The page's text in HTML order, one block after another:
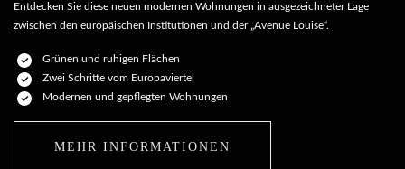
Entdecken Sie diese neuen modernen Wohnungen in ausgezeichneter Lage
zwischen den europäischen Institutionen und der „Avenue Louise“.
Grünen und ruhigen Flächen
Zwei Schritte vom Europaviertel
Modernen und gepflegten Wohnungen
MEHR INFORMATIONEN